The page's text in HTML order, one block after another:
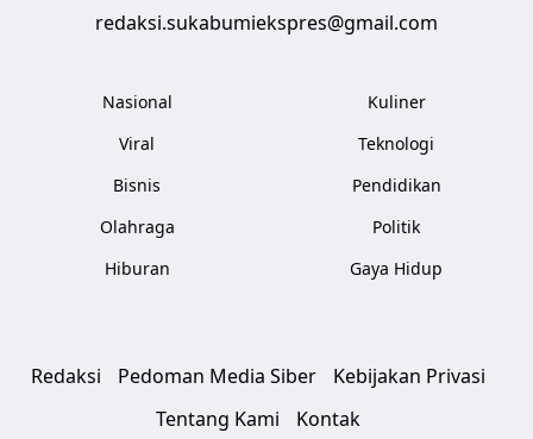
redaksi.sukabumiekspres@gmail.com
Nasional
Viral
Bisnis
Olahraga
Hiburan
Kuliner
Teknologi
Pendidikan
Politik
Gaya Hidup
Redaksi Pedoman Media Siber
Kebijakan Privasi
Tentang Kami
Kontak